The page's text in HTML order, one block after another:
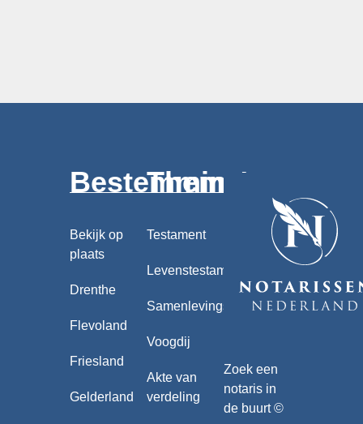
Bestemmingen
Bekijk op
plaats
Drenthe
Flevoland
Friesland
Gelderland
Thema's
Testament
Levenstestament
Samenlevingscontract
Voogdij
Akte van
verdeling
Zoek een
notaris in
de buurt ©